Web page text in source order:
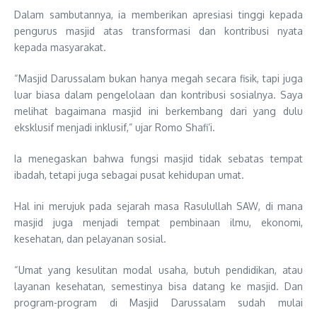
Dalam sambutannya, ia memberikan apresiasi tinggi kepada
pengurus masjid atas transformasi dan kontribusi nyata
kepada masyarakat.
“Masjid Darussalam bukan hanya megah secara fisik, tapi juga
luar biasa dalam pengelolaan dan kontribusi sosialnya. Saya
melihat bagaimana masjid ini berkembang dari yang dulu
eksklusif menjadi inklusif,” ujar Romo Shafi’i.
Ia menegaskan bahwa fungsi masjid tidak sebatas tempat
ibadah, tetapi juga sebagai pusat kehidupan umat.
Hal ini merujuk pada sejarah masa Rasulullah SAW, di mana
masjid juga menjadi tempat pembinaan ilmu, ekonomi,
kesehatan, dan pelayanan sosial.
“Umat yang kesulitan modal usaha, butuh pendidikan, atau
layanan kesehatan, semestinya bisa datang ke masjid. Dan
program-program di Masjid Darussalam sudah mulai